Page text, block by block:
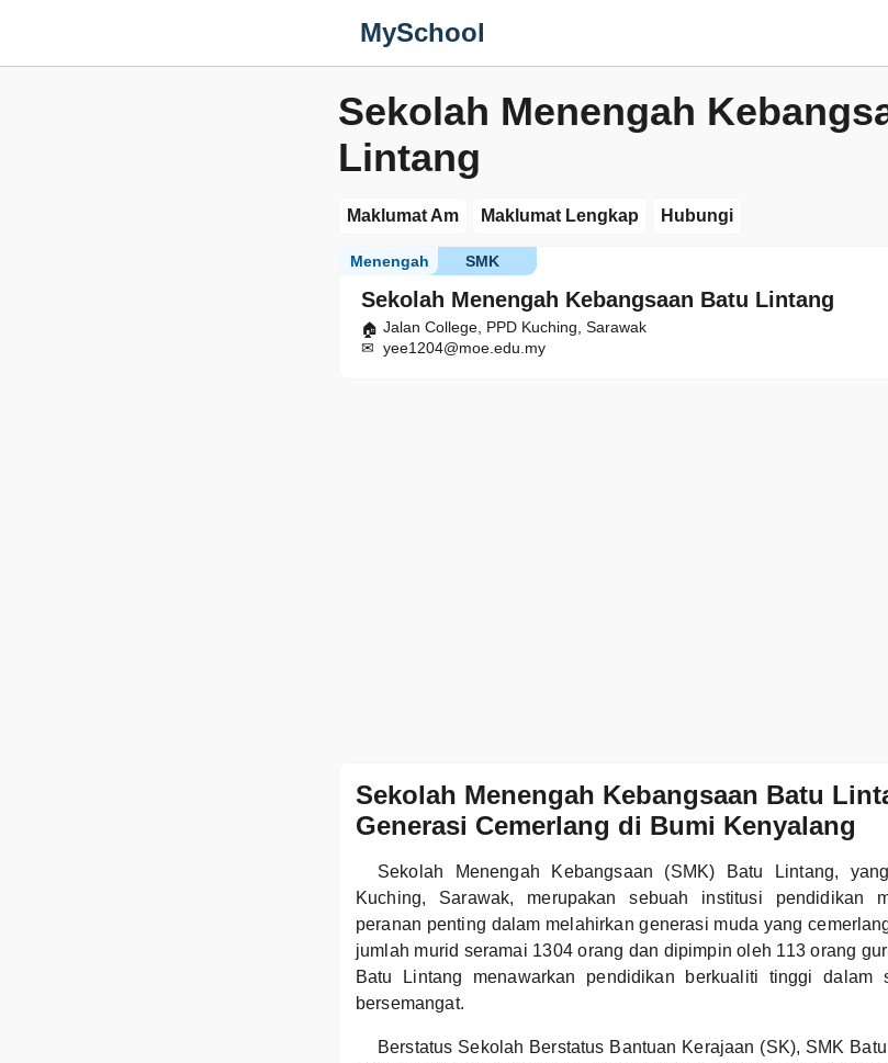
MySchool
Sekolah Menengah
Lintang
Maklumat Am Maklumat Lengkap Hubungi
Sekolah Menengah Kebangsaan Batu Lintang
SMK
Menengah
Jalan College, PPD Kuching, Sarawak
yee1204@moe.edu.my
Sekolah Menengah Kebangsaan Batu
Generasi Cemerlang di Bumi Kenyalang
Sekolah Menengah Kebangsaan (SMK) Batu Lintang,
Kuching, Sarawak, merupakan sebuah institusi pendidikan
peranan penting dalam melahirkan generasi muda yang
jumlah murid seramai 1304 orang dan dipimpin oleh 113 orang
Batu Lintang menawarkan pendidikan berkualiti tinggi dalam
bersemangat.
Berstatus Sekolah Berstatus Bantuan Kerajaan (SK), SMK